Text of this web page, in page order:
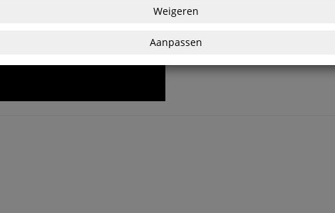
Elektrisch met onderstel
Weigeren
Aanpassen